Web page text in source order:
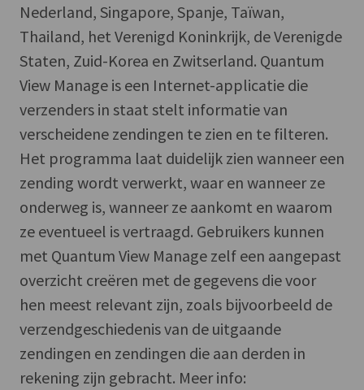
Nederland, Singapore, Spanje, Taïwan,
Thailand, het Verenigd Koninkrijk, de Verenigde
Staten, Zuid-Korea en Zwitserland. Quantum
View Manage is een Internet-applicatie die
verzenders in staat stelt informatie van
verscheidene zendingen te zien en te filteren.
Het programma laat duidelijk zien wanneer een
zending wordt verwerkt, waar en wanneer ze
onderweg is, wanneer ze aankomt en waarom
ze eventueel is vertraagd. Gebruikers kunnen
met Quantum View Manage zelf een aangepast
overzicht creëren met de gegevens die voor
hen meest relevant zijn, zoals bijvoorbeeld de
verzendgeschiedenis van de uitgaande
zendingen en zendingen die aan derden in
rekening zijn gebracht. Meer info: